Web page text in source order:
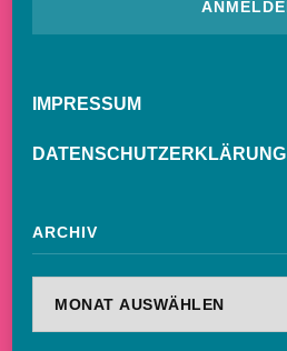
IMPRESSUM
DATENSCHUTZERKLÄRUNG
ARCHIV